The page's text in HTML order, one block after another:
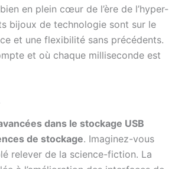
en plein cœur de l’ère de l’hyper-
bijoux de technologie sont sur le
et une flexibilité sans précédents.
et où chaque milliseconde est
dans le stockage USB
de stockage. Imaginez-vous
relever de la science-fiction. La